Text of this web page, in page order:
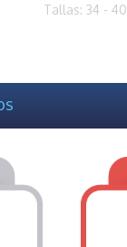
Tallas: 34 - 40